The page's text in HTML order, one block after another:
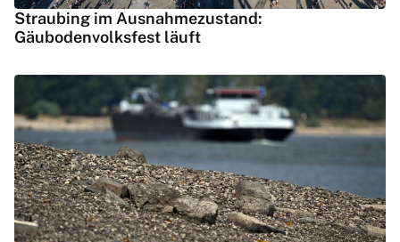
Straubing im Ausnahmezustand:
Gäubodenvolksfest läuft